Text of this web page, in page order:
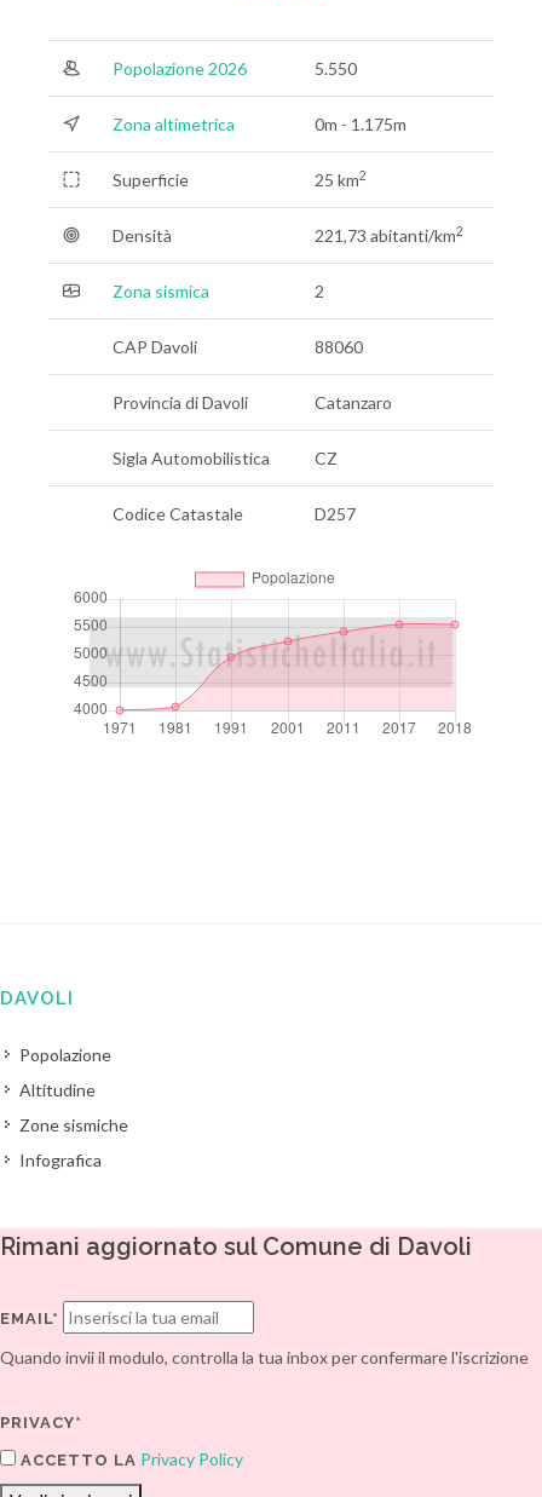
Popolazione 2026 5.550
Zona altimetrica 0m - 1.175m
Superficie 25 km2
Densità 221,73 abitanti/km2
Zona sismica 2
CAP Davoli 88060
Provincia di Davoli Catanzaro
Sigla Automobilistica CZ
Codice Catastale D257
DAVOLI
Popolazione
Altitudine
Zone sismiche
Infografica
Rimani aggiornato sul Comune di Davoli
EMAIL*
Quando invii il modulo, controlla la tua inbox per confermare l'iscrizione
PRIVACY*
ACCETTO LA Privacy Policy